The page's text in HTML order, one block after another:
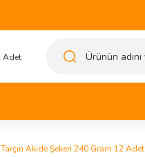
Akide Şekeri 240 Gram 12 Adet